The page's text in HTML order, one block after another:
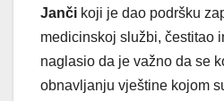
Janči koji je dao podršku
medicinskoj službi, čestitao
naglasio da je važno da se
obnavljanju vještine kojom